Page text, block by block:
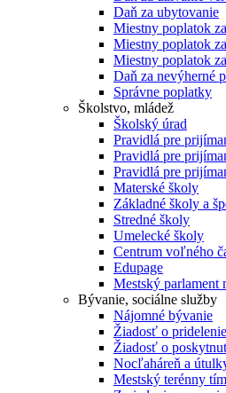
Daň za ubytovanie
Miestny poplatok
Miestny poplatok
Miestny poplatok
Daň za nevýherné
Správne poplatky
Školstvo, mládež
Školský úrad
Pravidlá pre
Pravidlá pre
Pravidlá pre
Materské školy
Základné školy a
Stredné školy
Umelecké školy
Centrum voľného
Edupage
Mestský parlament
Bývanie, sociálne služby
Nájomné bývanie
Žiadosť o
Žiadosť o
Nocľaháreň a
Mestský terénny tím